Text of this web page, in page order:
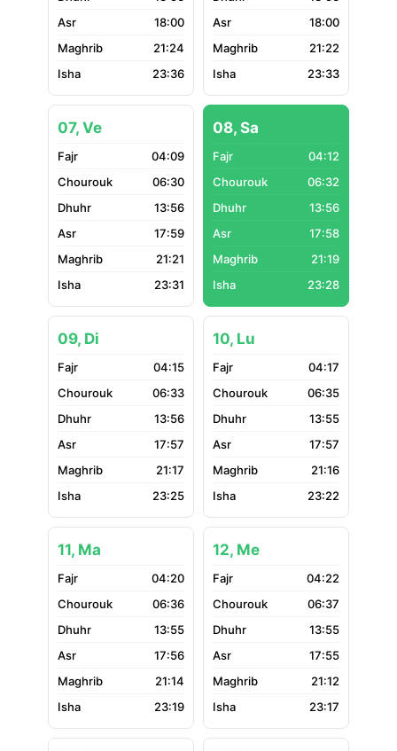
18:00
21:24
23:36
18:00
21:22
23:33
07, Ve
04:09
06:30
13:56
17:59
21:21
23:31
08, Sa
04:12
06:32
13:56
17:58
21:19
23:28
09, Di
04:15
06:33
13:56
17:57
21:17
23:25
10, Lu
04:17
06:35
13:55
17:57
21:16
23:22
11, Ma
04:20
06:36
13:55
17:56
21:14
23:19
12, Me
04:22
06:37
13:55
17:55
21:12
23:17